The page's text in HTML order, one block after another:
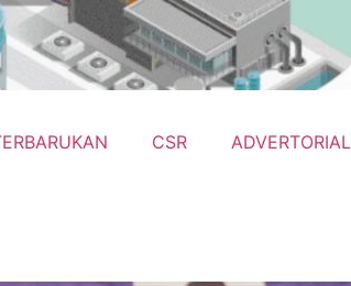
CSR ADVERTORIAL